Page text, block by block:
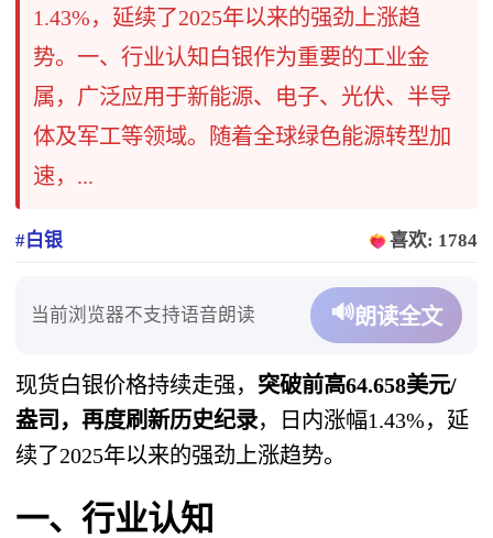
1.43%，延续了2025年以来的强劲上涨趋
势。一、行业认知白银作为重要的工业金
属，广泛应用于新能源、电子、光伏、半导
体及军工等领域。随着全球绿色能源转型加
速，...
#白银 喜欢: 1784
当前浏览器不支持语音朗读 🔊朗读全文
现货白银价格持续走强， 突破前高64.658美元/
盎司，再度刷新历史纪录，日内涨幅1.43%，延
续了2025年以来的强劲上涨趋势。
一、行业认知